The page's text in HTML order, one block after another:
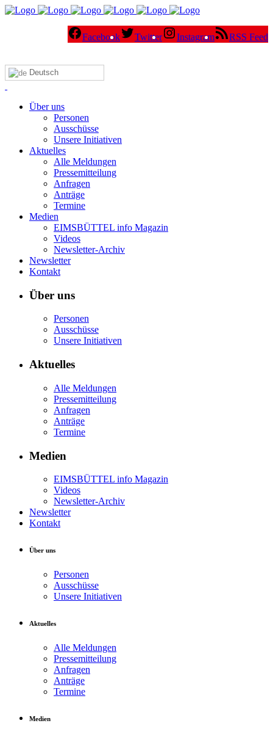
Facebook Twitter Instagram RSS Feed
Deutsch
Über uns
Personen
Ausschüsse
Unsere Initiativen
Aktuelles
Alle Meldungen
Pressemitteilung
Anfragen
Anträge
Termine
Medien
EIMSBÜTTEL info Magazin
Videos
Newsletter-Archiv
Newsletter
Kontakt
Über uns
Personen
Ausschüsse
Unsere Initiativen
Aktuelles
Alle Meldungen
Pressemitteilung
Anfragen
Anträge
Termine
Medien
EIMSBÜTTEL info Magazin
Videos
Newsletter-Archiv
Newsletter
Kontakt
Über uns
Personen
Ausschüsse
Unsere Initiativen
Aktuelles
Alle Meldungen
Pressemitteilung
Anfragen
Anträge
Termine
Medien